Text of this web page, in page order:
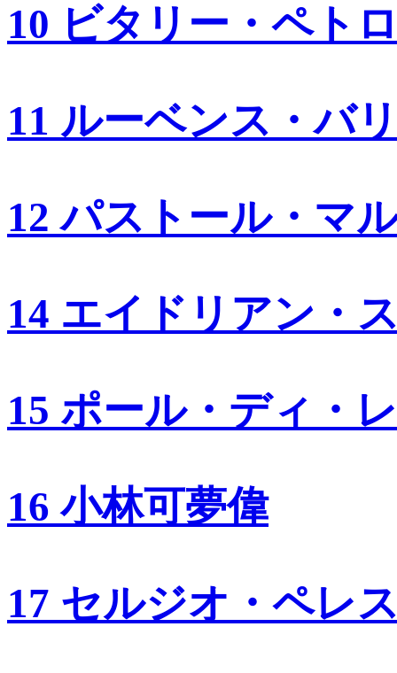
10 ビタリー・ペト
11 ルーベンス・バ
12 パストール・マ
14 エイドリアン・
15 ポール・ディ・
16 小林可夢偉
17 セルジオ・ペレ